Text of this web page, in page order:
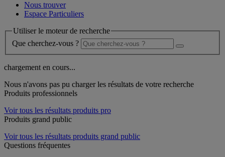
Nous trouver
Espace Particuliers
Utiliser le moteur de recherche
Que cherchez-vous ?
chargement en cours...
Nous n'avons pas pu charger les résultats de votre recherche
Produits professionnels
Voir tous les résultats produits pro
Produits grand public
Voir tous les résultats produits grand public
Questions fréquentes